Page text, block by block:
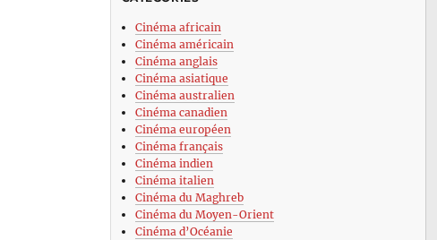
Cinéma africain
Cinéma américain
Cinéma anglais
Cinéma asiatique
Cinéma australien
Cinéma canadien
Cinéma européen
Cinéma français
Cinéma indien
Cinéma italien
Cinéma du Maghreb
Cinéma du Moyen-Orient
Cinéma d’Océanie